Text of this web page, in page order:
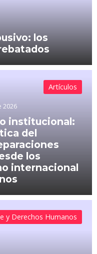
los
2026
institucional:
del
los
internacional
Artículos
y Derechos Humanos